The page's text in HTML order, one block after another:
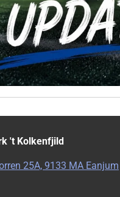
't Kolkenfjild
25A, 9133 MA Eanjum